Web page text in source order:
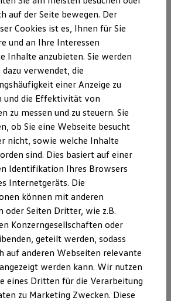
und Sicherheitssysteme
und Ölverdünnung
Betriebsflüssigkeiten
und Lifestyle Produkte
Business
Hybridfahrzeuge
Ansatz
Strom
Ladelösungen
für Privatkunden
für Gewerbekunden
und Ladekabel
& Kosten der Elektrofahrzeuge
für Privatkunden
für Gewerbekunden
Fahren
Buzz
Beratung
auch unseren Konfigurator für eine
verfügbaren Modelle und Ausstattungen.
Verbrauchs- und Emissionswerte beziehen
einzelnes Fahrzeug und sind nicht Bestandteil
dienen allein Vergleichszwecken
Fahrzeugtypen.
und Zubehör (Anbauteile, Reifenformat
Fahrzeugparameter, wie z. B.
Aerodynamik verändern und neben
sowie dem
den Kraftstoffverbrauch, den
die CO₂-Emissionen und die
eines Fahrzeugs beeinflussen.
zum offiziellen Kraftstoffverbrauch und
CO₂-Emissionen neuer
können dem „Leitfaden über den
die CO₂-Emissionen und den
Personenkraftwagen“ entnommen
Verkaufsstellen und bei der DAT
Treuhand GmbH, Hellmuth-Hirth-Str. 1, D-
erhältlich ist.
auf der Seite bewegen. Der
Cookies ist es, Ihnen für Sie
und an Ihre Interessen
Inhalte anzubieten. Sie werden
verwendet, die
einer Anzeige zu
und die Effektivität von
zu messen und zu steuern. Sie
ob Sie eine Webseite besucht
nicht, sowie welche Inhalte
sind. Dies basiert auf einer
Identifikation Ihres Browsers
Internetgeräts. Die
können mit anderen
oder Seiten Dritter, wie z.B.
Konzerngesellschaften oder
geteilt werden, sodass
auf anderen Webseiten relevante
werden kann. Wir nutzen
eines Dritten für die Verarbeitung
zu Marketing Zwecken. Diese